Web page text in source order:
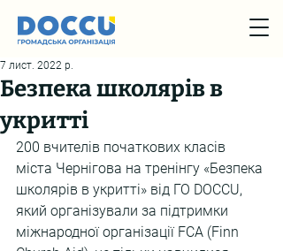
Безпека школярів в
укритті
7 лист. 2022 р.
200 вчителів початкових класів
міста Чернігова на тренінгу «Безпека
школярів в укритті» від ГО DOCCU,
який організували за підтримки
міжнародної організації FCA (Finn